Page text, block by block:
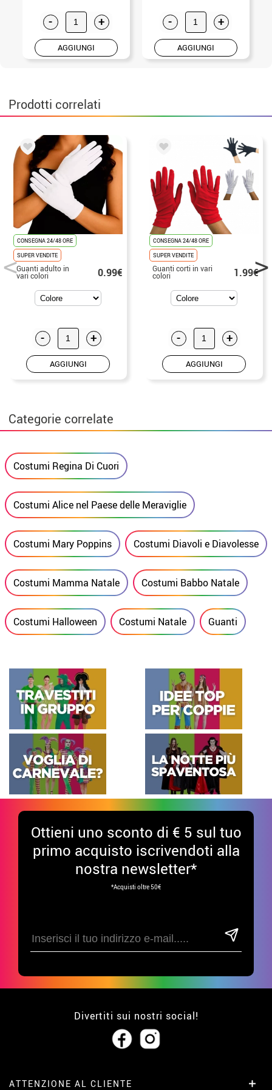
- +
AGGIUNGI
- +
AGGIUNGI
Prodotti correlati
CONSEGNA 24/48 ORE
SUPER VENDITE
Guanti adulto in
vari colori 0.99€
- +
AGGIUNGI
CONSEGNA 24/48 ORE
SUPER VENDITE
Guanti corti in vari
colori 1.99€
- +
AGGIUNGI
Categorie correlate
Costumi Regina Di Cuori
Costumi Alice nel Paese delle Meraviglie
Costumi Mary Poppins Costumi Diavoli e Diavolesse
Costumi Mamma Natale Costumi Babbo Natale
Costumi Halloween Costumi Natale Guanti
Ottieni uno sconto di € 5 sul tuo
primo acquisto iscrivendoti alla
nostra newsletter*
*Acquisti oltre 50€
Divertiti sui nostri social!
ATTENZIONE AL CLIENTE